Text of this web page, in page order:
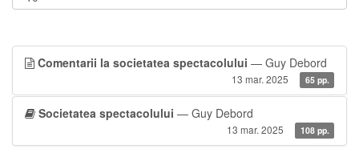
Comentarii la societatea spectacolului — Guy Debord
13 mar. 2025 65 pp.
Societatea spectacolului — Guy Debord
13 mar. 2025 108 pp.